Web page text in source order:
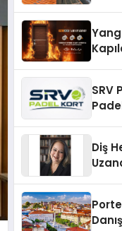
SRV
Diş